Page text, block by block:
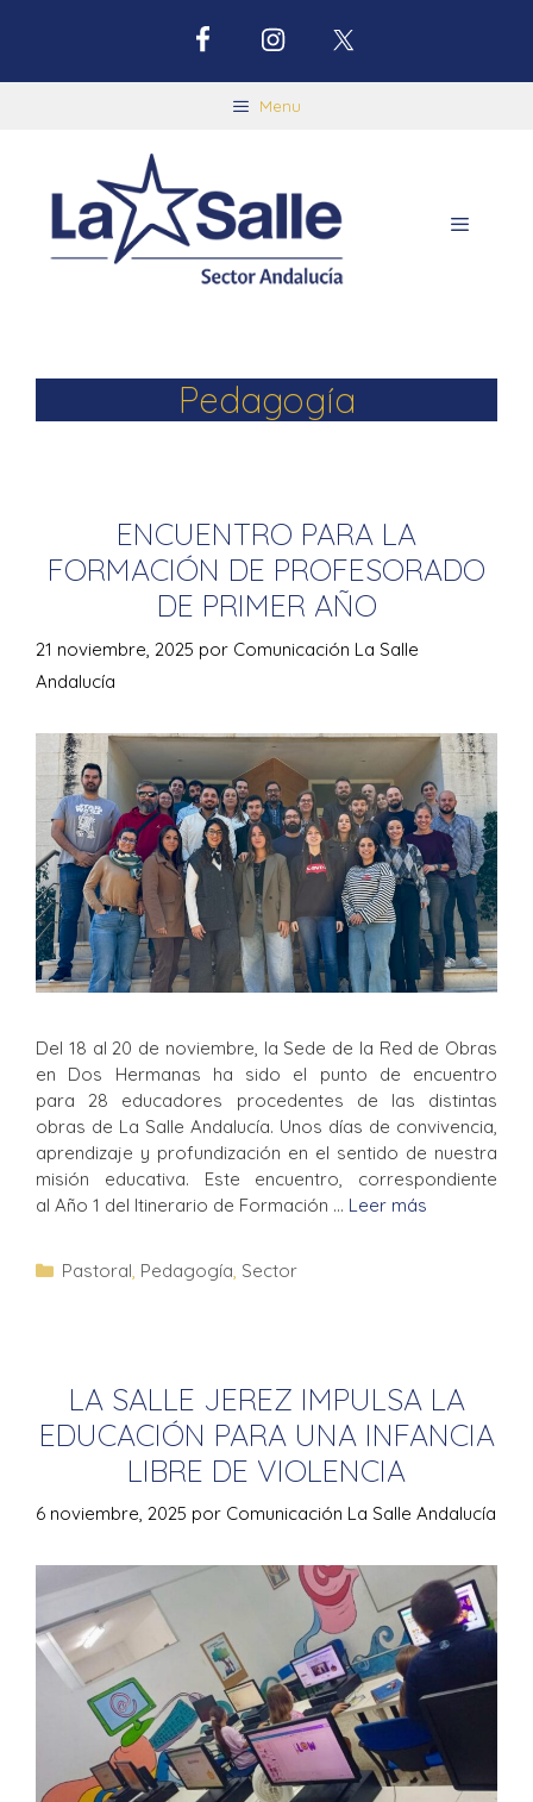
Menu
Pedagogía
ENCUENTRO PARA LA
FORMACIÓN DE PROFESORADO
DE PRIMER AÑO
21 noviembre, 2025 por Comunicación La Salle
Andalucía
Del 18 al 20 de noviembre, la Sede de la Red de Obras
en Dos Hermanas ha sido el punto de encuentro
para 28 educadores procedentes de las distintas
obras de La Salle Andalucía. Unos días de convivencia,
aprendizaje y profundización en el sentido de nuestra
misión educativa. Este encuentro, correspondiente
al Año 1 del Itinerario de Formación … Leer más
Pastoral, Pedagogía, Sector
LA SALLE JEREZ IMPULSA LA
EDUCACIÓN PARA UNA INFANCIA
LIBRE DE VIOLENCIA
6 noviembre, 2025 por Comunicación La Salle Andalucía